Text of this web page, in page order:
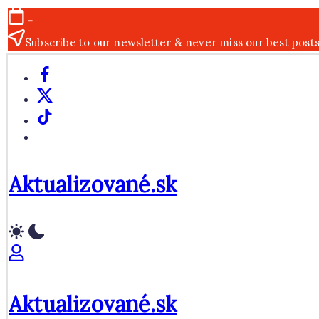
Skip
to
content
-
Subscribe to our newsletter & never miss our best
Facebook
X
TikTok
Aktualizované.sk
Aktualizované.sk